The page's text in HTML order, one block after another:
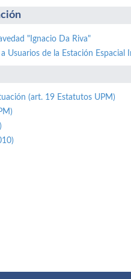
"Ignacio Da Riva"
Usuarios de la Estación Espacial
(art. 19 Estatutos UPM)